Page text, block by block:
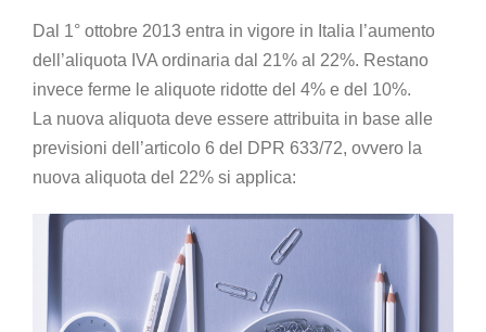
Dal 1° ottobre 2013 entra in vigore in Italia l’aumento
dell’aliquota IVA ordinaria dal 21% al 22%. Restano
invece ferme le aliquote ridotte del 4% e del 10%.
La nuova aliquota deve essere attribuita in base alle
previsioni dell’articolo 6 del DPR 633/72, ovvero la
nuova aliquota del 22% si applica: